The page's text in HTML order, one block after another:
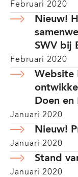
Februari 2020
Nieuw!
SWV bij
Februari 2020
Website
Doen en
Januari 2020
Nieuw!
Januari 2020
Stand
Januari 2020